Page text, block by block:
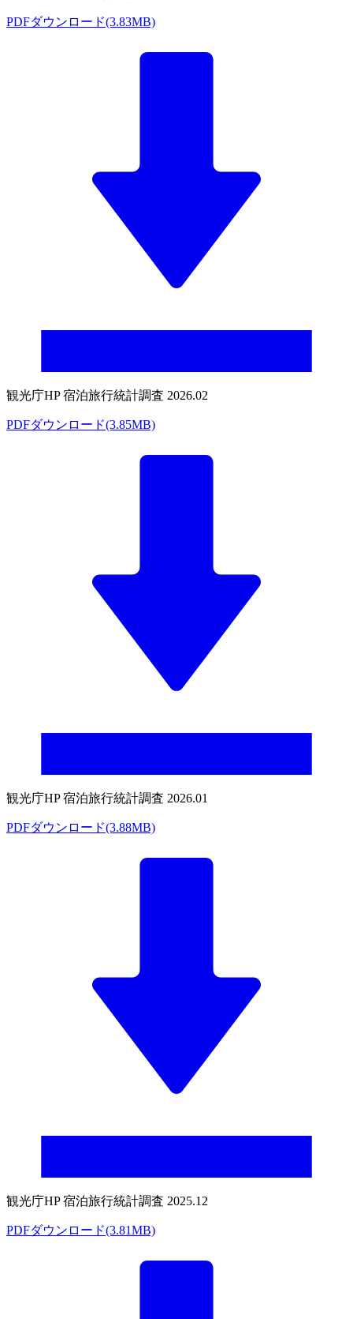
PDFダウンロード(3.83MB)
観光庁HP 宿泊旅行統計調査 2026.02
PDFダウンロード(3.85MB)
観光庁HP 宿泊旅行統計調査 2026.01
PDFダウンロード(3.88MB)
観光庁HP 宿泊旅行統計調査 2025.12
PDFダウンロード(3.81MB)